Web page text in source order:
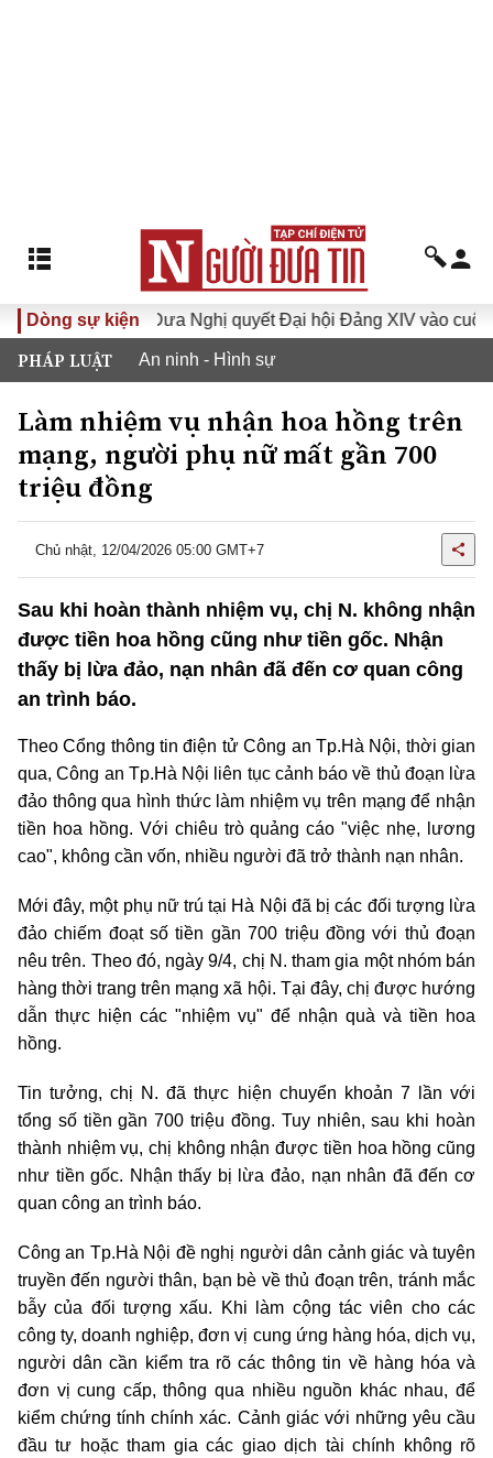
Dòng sự kiện
XVI Đưa Nghị quyết Đại hội Đảng XIV vào cuộc sống
PHÁP LUẬT An ninh - Hình sự
Làm nhiệm vụ nhận hoa hồng trên
mạng, người phụ nữ mất gần 700
triệu đồng
Chủ nhật, 12/04/2026 05:00 GMT+7
Sau khi hoàn thành nhiệm vụ, chị N. không nhận
được tiền hoa hồng cũng như tiền gốc. Nhận
thấy bị lừa đảo, nạn nhân đã đến cơ quan công
an trình báo.
Theo Cổng thông tin điện tử Công an Tp.Hà Nội, thời gian
qua, Công an Tp.Hà Nội liên tục cảnh báo về thủ đoạn lừa
đảo thông qua hình thức làm nhiệm vụ trên mạng để nhận
tiền hoa hồng. Với chiêu trò quảng cáo "việc nhẹ, lương
cao", không cần vốn, nhiều người đã trở thành nạn nhân.
Mới đây, một phụ nữ trú tại Hà Nội đã bị các đối tượng lừa
đảo chiếm đoạt số tiền gần 700 triệu đồng với thủ đoạn
nêu trên. Theo đó, ngày 9/4, chị N. tham gia một nhóm bán
hàng thời trang trên mạng xã hội. Tại đây, chị được hướng
dẫn thực hiện các "nhiệm vụ" để nhận quà và tiền hoa
hồng.
Tin tưởng, chị N. đã thực hiện chuyển khoản 7 lần với
tổng số tiền gần 700 triệu đồng. Tuy nhiên, sau khi hoàn
thành nhiệm vụ, chị không nhận được tiền hoa hồng cũng
như tiền gốc. Nhận thấy bị lừa đảo, nạn nhân đã đến cơ
quan công an trình báo.
Công an Tp.Hà Nội đề nghị người dân cảnh giác và tuyên
truyền đến người thân, bạn bè về thủ đoạn trên, tránh mắc
bẫy của đối tượng xấu. Khi làm cộng tác viên cho các
công ty, doanh nghiệp, đơn vị cung ứng hàng hóa, dịch vụ,
người dân cần kiểm tra rõ các thông tin về hàng hóa và
đơn vị cung cấp, thông qua nhiều nguồn khác nhau, để
kiểm chứng tính chính xác. Cảnh giác với những yêu cầu
đầu tư hoặc tham gia các giao dịch tài chính không rõ